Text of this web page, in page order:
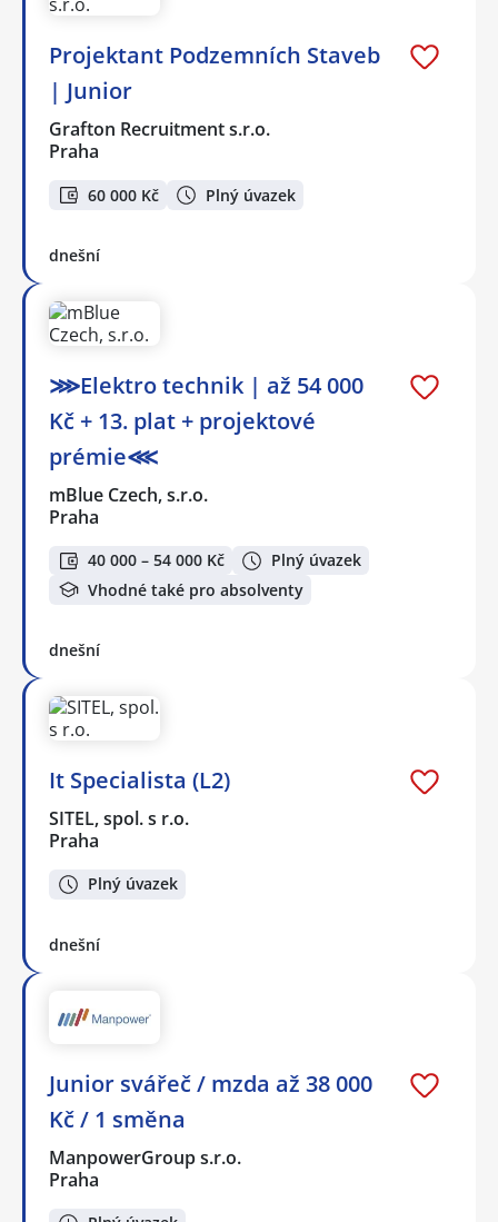
Projektant Podzemních Staveb
| Junior
Grafton Recruitment s.r.o.
Praha
60 000 Kč Plný úvazek
dnešní
⋙Elektro technik | až 54 000
Kč + 13. plat + projektové
prémie⋘
mBlue Czech, s.r.o.
Praha
40 000 – 54 000 Kč
Plný úvazek
Vhodné také pro absolventy
dnešní
It Specialista (L2)
SITEL, spol. s r.o.
Praha
Plný úvazek
dnešní
Junior svářeč / mzda až 38 000
Kč / 1 směna
ManpowerGroup s.r.o.
Praha